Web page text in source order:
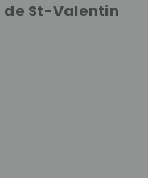
St-Valentin